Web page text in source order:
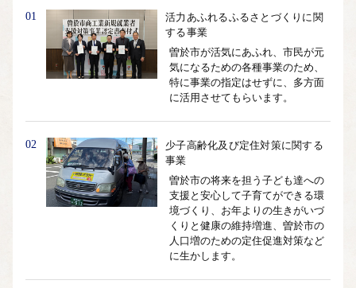
01
活力あふれるふるさとづくりに関
する事業
曽於市が活気にあふれ、市民が元
気になるための各種事業のため、
特に事業の指定はせずに、多方面
に活用させてもらいます。
02
少子高齢化及び定住対策に関する
事業
曽於市の将来を担う子ども達への
支援と安心して子育てができる環
境づくり、お年よりの生きがいづ
くりと健康の維持増進、曽於市の
人口増のための定住促進対策など
に生かします。